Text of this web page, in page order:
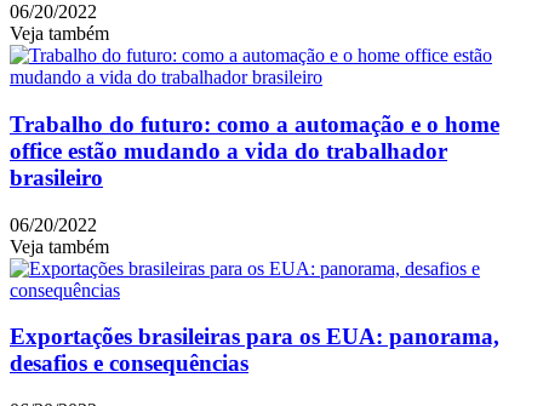
06/20/2022
Veja também
Trabalho do futuro: como a automação e o home
office estão mudando a vida do trabalhador
brasileiro
06/20/2022
Veja também
Exportações brasileiras para os EUA: panorama,
desafios e consequências